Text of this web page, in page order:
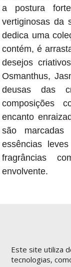
Este site utiliza
tecnologias,
a postura
vertiginosas da
dedica uma
contém, é
desejos
Osmanthus,
deusas das
composições
encanto
são
essências
fragrâncias
envolvente.